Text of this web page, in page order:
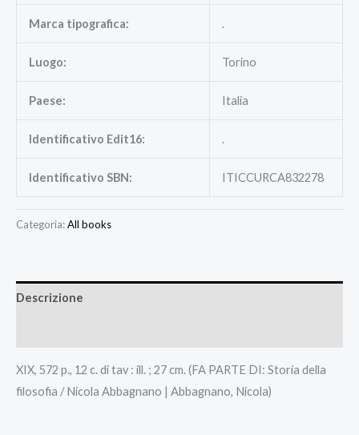
Marca tipografica: .
Luogo: Torino
Paese: Italia
Identificativo Edit16: .
Identificativo SBN: ITICCURCA832278
Categoria:All books
Descrizione
XIX, 572 p., 12 c. di tav : ill. ; 27 cm. (FA PARTE DI: Storia della
filosofia / Nicola Abbagnano | Abbagnano, Nicola)